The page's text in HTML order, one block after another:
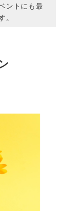
ントにも最